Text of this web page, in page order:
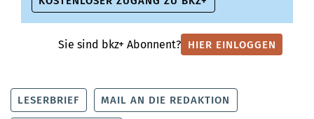
Sie sind bkz+ Abonnent? HIER EINLOGGEN
LESERBRIEF MAIL AN DIE REDAKTION